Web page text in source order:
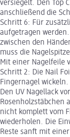
versiegelt. Den Top
anschließend die
Schritt 6: Für
aufgetragen
zwischen den
muss die
Mit einer Nagelfeile
Schritt 2: Die Nail
Fingernagel
Den UV Nagellack
Rosenholzstäbchen
nicht komplett vom
wiederholen. Die
Reste sanft mit